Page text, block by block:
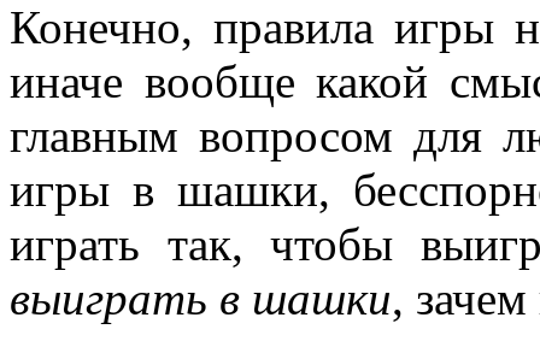
Конечно, правила игры
иначе вообще какой
главным вопросом для
игры в шашки,
играть так, чтобы
выиграть в шашки,